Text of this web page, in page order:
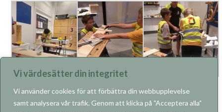
Vi värdesätter din integritet
Vi använder cookies för att förbättra din webbupplevelse
samt analysera vår trafik. Genom att klicka på "Acceptera alla"